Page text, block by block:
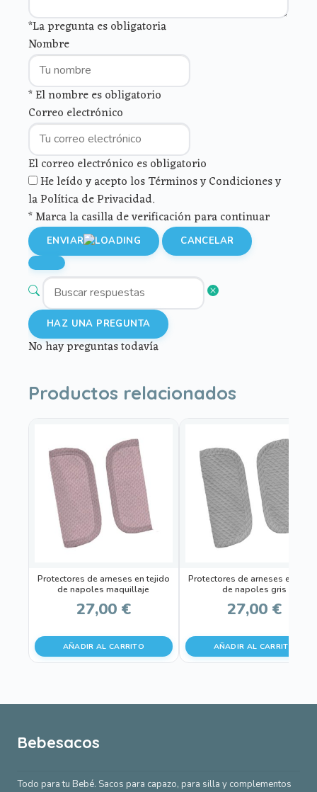
*La pregunta es obligatoria
Nombre
* El nombre es obligatorio
Correo electrónico
El correo electrónico es obligatorio
He leído y acepto los Términos y Condiciones y
la Política de Privacidad.
* Marca la casilla de verificación para continuar
ENVIAR CANCELAR
HAZ UNA PREGUNTA
No hay preguntas todavía
Productos relacionados
Protectores de arneses en tejido
de napoles maquillaje
27,00 €
AÑADIR AL CARRITO
Protectores de arneses en
de napoles gris
27,00 €
AÑADIR AL CARRITO
Bebesacos
Todo para tu Bebé. Sacos para capazo, para silla y complementos